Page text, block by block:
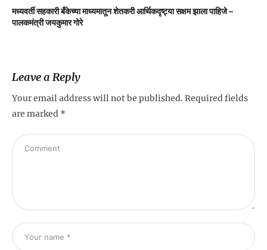
मध्यवर्ती सहकारी बँकेच्या माध्यमातून शेतकरी आर्थिकदृष्ट्या सक्षम झाला पाहिजे –
पालकमंत्री जयकुमार गोरे
Leave a Reply
Your email address will not be published. Required fields
are marked *